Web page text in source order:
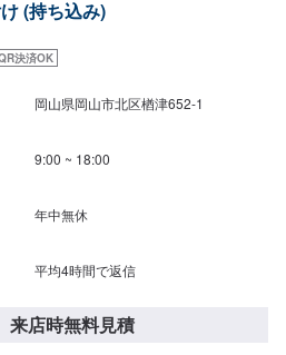
(持ち込み)
決済OK
岡山県岡山市北区楢津652-1
9:00 ~ 18:00
年中無休
平均4時間で返信
来店時無料見積